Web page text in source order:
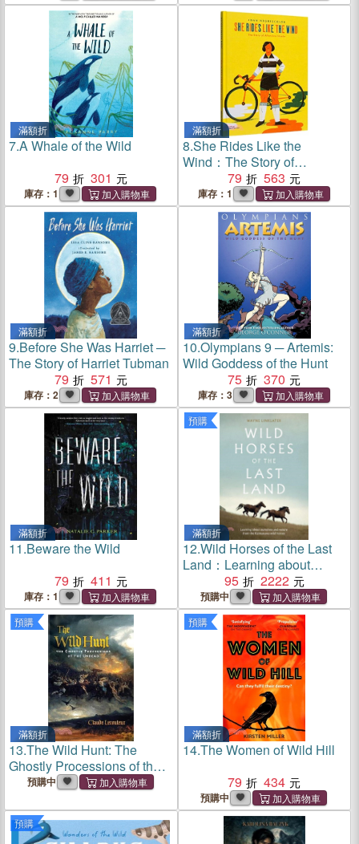
滿額折
7.A Whale of the Wild
79
301
庫存：1
滿額折
8.She Rides Like the
Wind：The Story of
Alfonsina Strada
79 563
庫存：1
滿額折
9.Before She Was Harriet ─
The Story of Harriet Tubman
79
571
庫存：2
滿額折
10.Olympians 9 ─ Artemis:
Wild Goddess of the Hunt
75
370
庫存：3
滿額折
11.Beware the Wild
79
411
庫存：1
預購
滿額折
12.Wild Horses of the Last
Land：Learning about
ourselves and nature from
the Kaimanawa wild horses
95 2222
預購中
預購
滿額折
13.The Wild Hunt: The
Ghostly Processions of the
Undead
預購中
預購
滿額折
14.The Women of Wild Hill
79
434
預購中
預購